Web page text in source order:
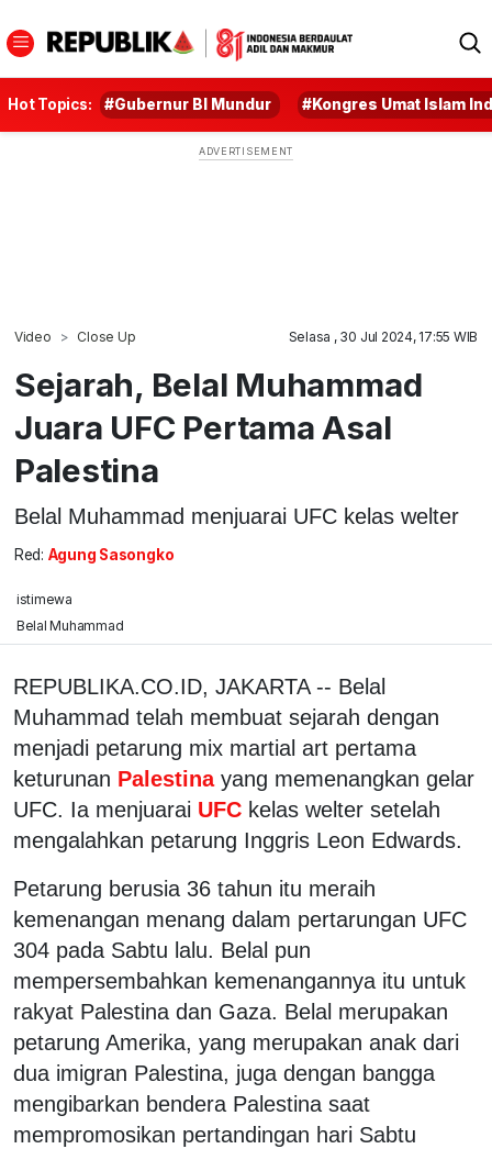
Hot Topics: #Gubernur BI Mundur #Kongres Umat Islam
Video Close Up Selasa , 30 Jul 2024, 17:55 WIB
Sejarah, Belal Muhammad
Juara UFC Pertama Asal
Palestina
Belal Muhammad menjuarai UFC kelas welter
Red: Agung Sasongko
istimewa
Belal Muhammad
REPUBLIKA.CO.ID, JAKARTA -- Belal
Muhammad telah membuat sejarah dengan
menjadi petarung mix martial art pertama
keturunan Palestina yang memenangkan gelar
UFC. Ia menjuarai UFC kelas welter setelah
mengalahkan petarung Inggris Leon Edwards.
Petarung berusia 36 tahun itu meraih
kemenangan menang dalam pertarungan UFC
304 pada Sabtu lalu. Belal pun
mempersembahkan kemenangannya itu untuk
rakyat Palestina dan Gaza. Belal merupakan
petarung Amerika, yang merupakan anak dari
dua imigran Palestina, juga dengan bangga
mengibarkan bendera Palestina saat
mempromosikan pertandingan hari Sabtu